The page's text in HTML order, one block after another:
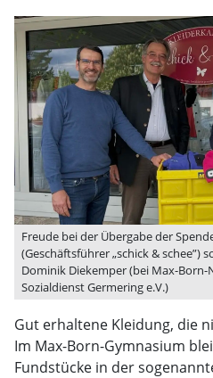
Freude bei der Übergabe der
(Geschäftsführer „schick & schee”)
Dominik Diekemper (bei Max-Born-
Sozialdienst Germering e.V.)
Gut erhaltene Kleidung, die
Im Max-Born-Gymnasium
Fundstücke in der